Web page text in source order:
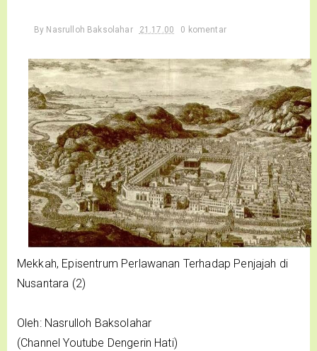
By Nasrulloh Baksolahar 21.17.00 0 komentar
Mekkah, Episentrum Perlawanan Terhadap Penjajah di
Nusantara (2)
Oleh: Nasrulloh Baksolahar
(Channel Youtube Dengerin Hati)